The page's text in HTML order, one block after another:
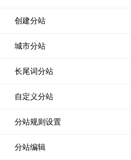
创建分站
城市分站
长尾词分站
自定义分站
分站规则设置
分站编辑